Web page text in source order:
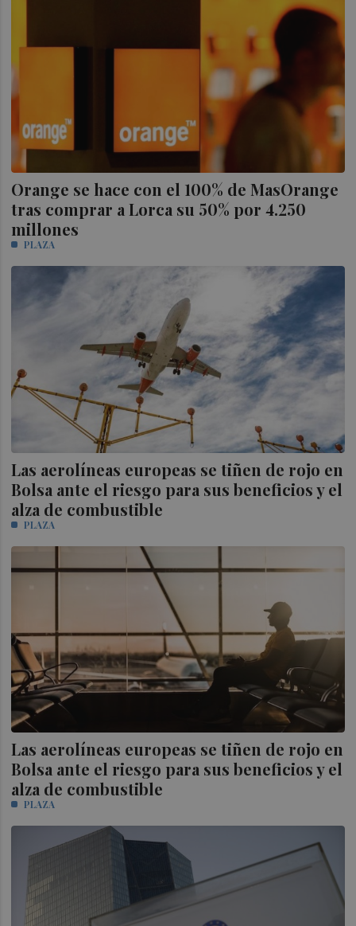
Orange se hace con el 100% de MasOrange
tras comprar a Lorca su 50% por 4.250
millones
PLAZA
Las aerolíneas europeas se tiñen de rojo en
Bolsa ante el riesgo para sus beneficios y el
alza de combustible
PLAZA
Las aerolíneas europeas se tiñen de rojo en
Bolsa ante el riesgo para sus beneficios y el
alza de combustible
PLAZA